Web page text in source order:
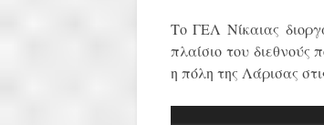
Το ΓΕΛ Νίκαιας
πλαίσιο του διεθνούς
η πόλη της Λάρισας